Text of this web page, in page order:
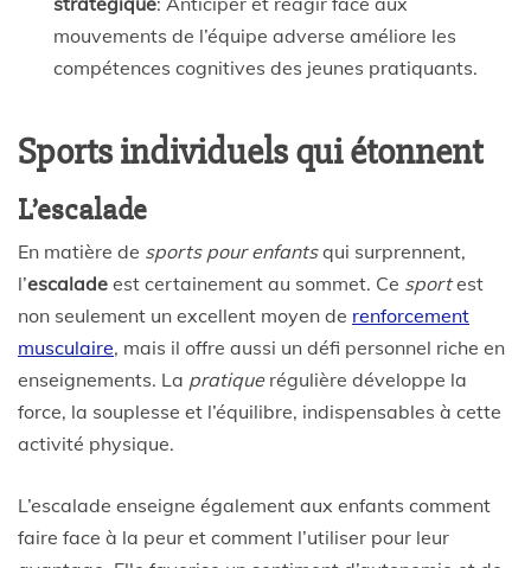
mouvements de l’équipe adverse améliore les
compétences cognitives des jeunes pratiquants.
Sports individuels qui étonnent
L’escalade
En matière de sports pour enfantsqui surprennent,
l’escalade est certainement au sommet. Ce sportest
non seulement un excellent moyen de renforcement
musculaire, mais il offre aussi un défi personnel riche en
enseignements. La pratiquerégulière développe la
force, la souplesse et l’équilibre, indispensables à cette
activité physique.
L’escalade enseigne également aux enfants comment
faire face à la peur et comment l’utiliser pour leur